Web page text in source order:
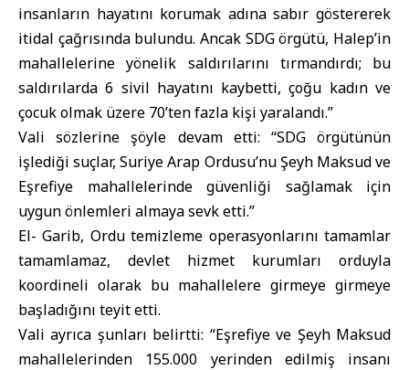
insanların hayatını korumak adına sabır göstererek
itidal çağrısında bulundu. Ancak SDG örgütü, Halep’in
mahallelerine yönelik saldırılarını tırmandırdı; bu
saldırılarda 6 sivil hayatını kaybetti, çoğu kadın ve
çocuk olmak üzere 70’ten fazla kişi yaralandı.”
Vali sözlerine şöyle devam etti: “SDG örgütünün
işlediği suçlar, Suriye Arap Ordusu’nu Şeyh Maksud ve
Eşrefiye mahallelerinde güvenliği sağlamak için
uygun önlemleri almaya sevk etti.”
El- Garib, Ordu temizleme operasyonlarını tamamlar
tamamlamaz, devlet hizmet kurumları orduyla
koordineli olarak bu mahallelere girmeye girmeye
başladığını teyit etti.
Vali ayrıca şunları belirtti: “Eşrefiyeve Şeyh Maksud
mahallelerinden 155.000 yerinden edilmiş insanı